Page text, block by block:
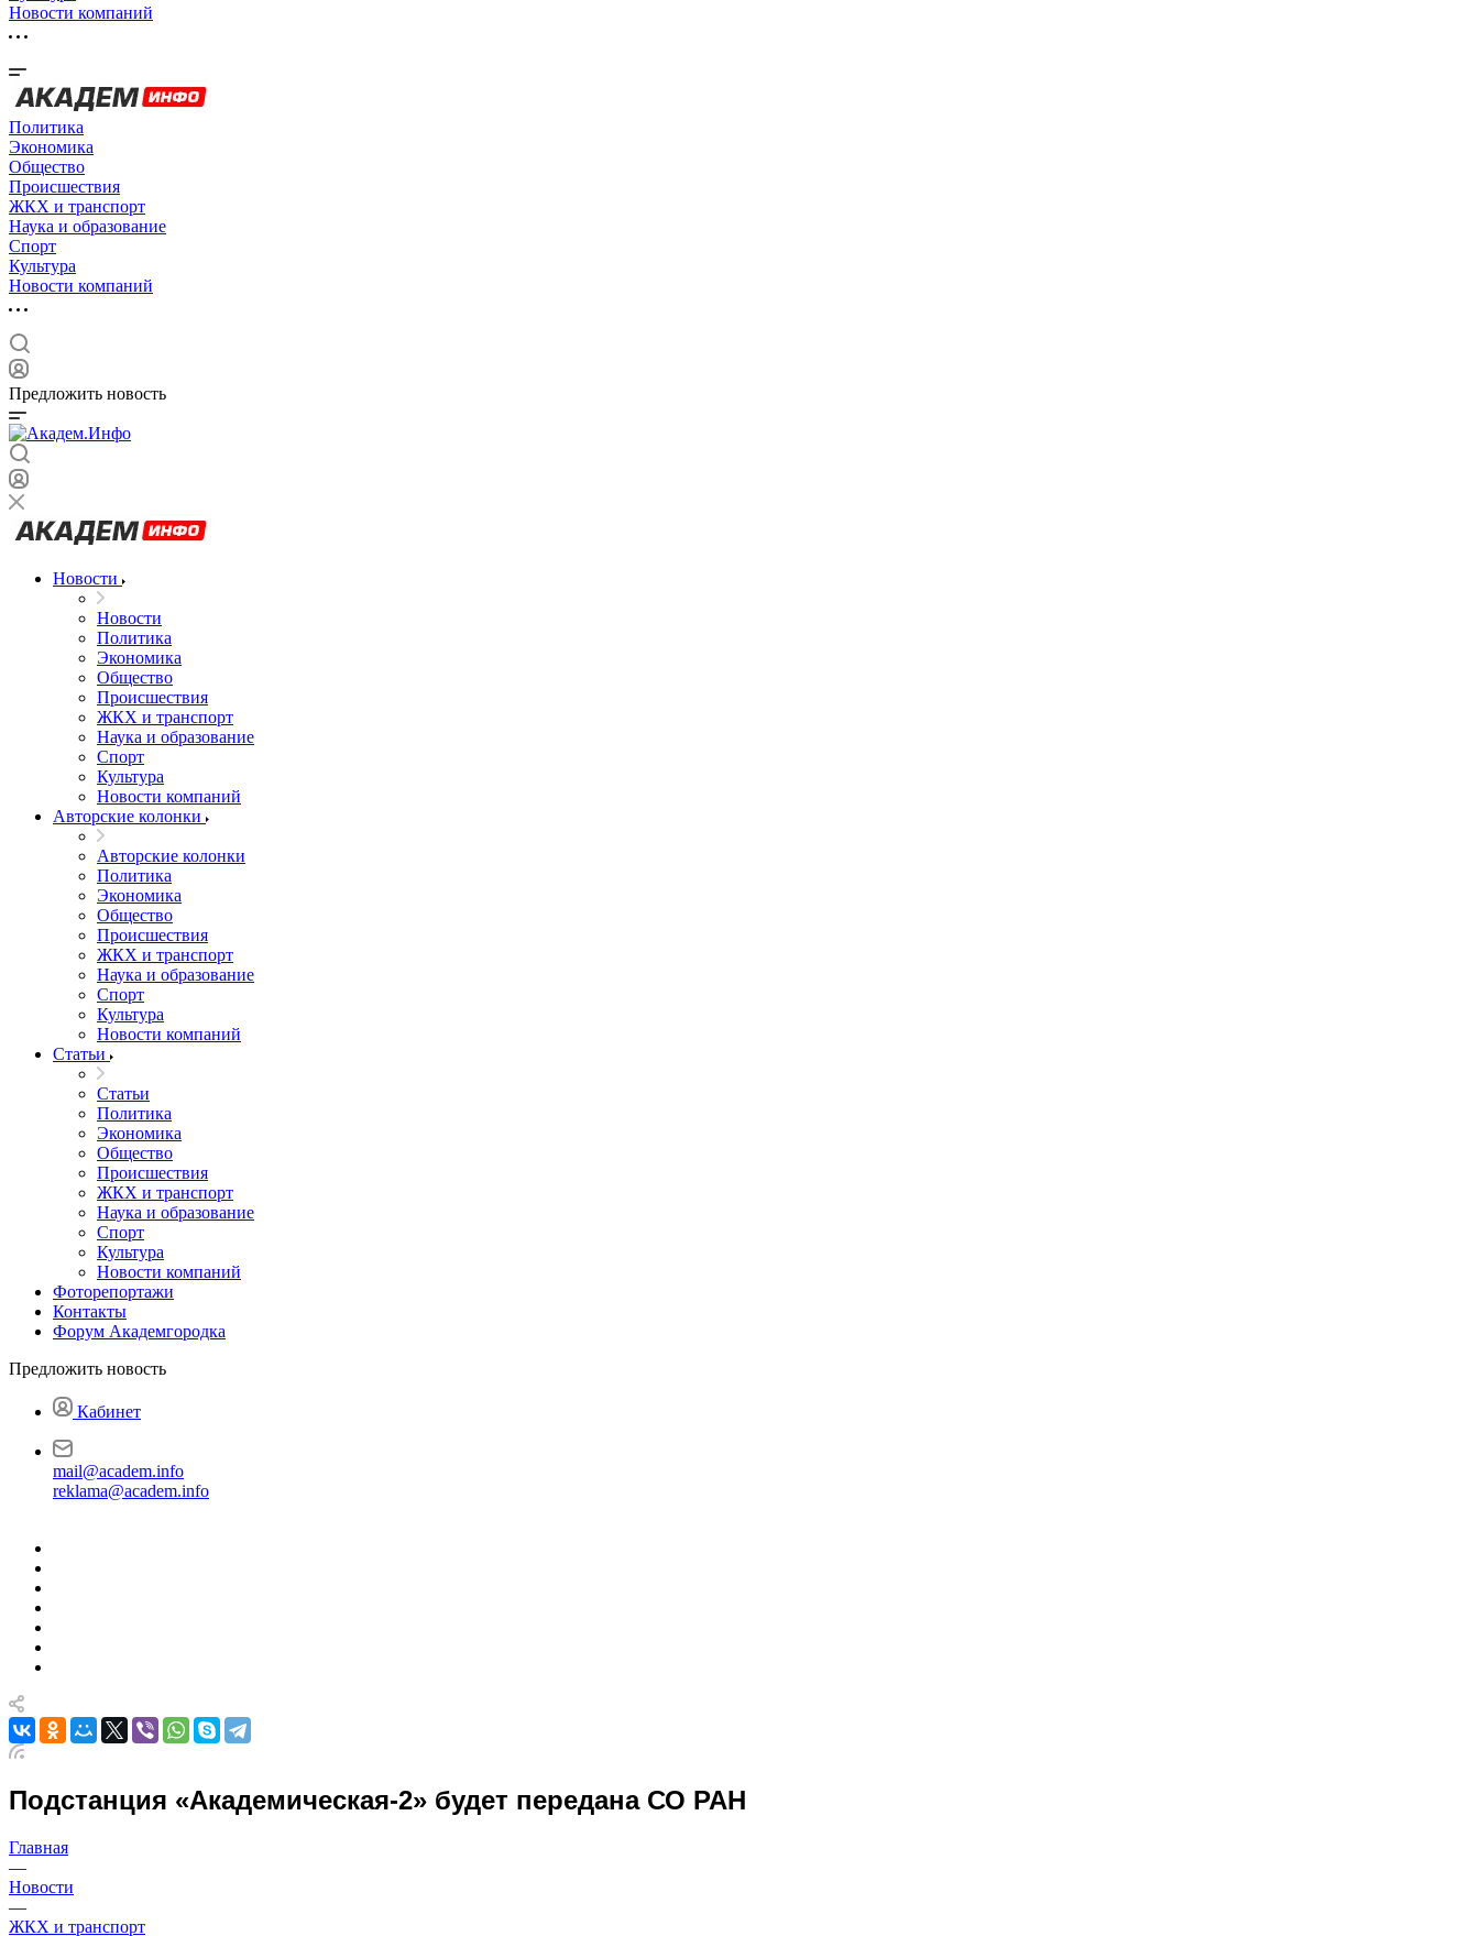
Новости компаний
Политика
Экономика
Общество
Происшествия
ЖКХ и транспорт
Наука и образование
Спорт
Культура
Новости компаний
Предложить новость
Новости
Новости
Политика
Экономика
Общество
Происшествия
ЖКХ и транспорт
Наука и образование
Спорт
Культура
Новости компаний
Авторские колонки
Авторские колонки
Политика
Экономика
Общество
Происшествия
ЖКХ и транспорт
Наука и образование
Спорт
Культура
Новости компаний
Статьи
Статьи
Политика
Экономика
Общество
Происшествия
ЖКХ и транспорт
Наука и образование
Спорт
Культура
Новости компаний
Фоторепортажи
Контакты
Форум Академгородка
Предложить новость
Кабинет
mail@academ.info
reklama@academ.info
Подстанция «Академическая-2» будет передана СО РАН
Главная
—
Новости
—
ЖКХ и транспорт